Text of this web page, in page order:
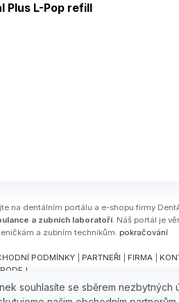
Plus L-Pop refill
na dentálním portálu a e-shopu firmy
a zubních laboratoří. Náš portál je
a zubním technikům. pokračování
PODMÍNKY PARTNEŘI FIRMA
DENTALL, spol. s r.o., Grafická 827/16,
souhlasíte se sběrem